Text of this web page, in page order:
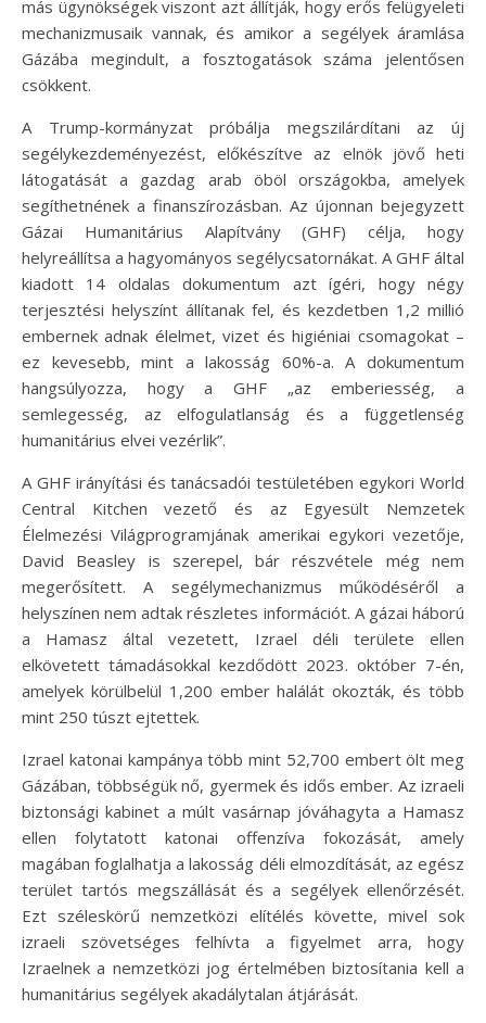
más ügynökségek viszont azt állítják, hogy erős felügyeleti
mechanizmusaik vannak, és amikor a segélyek áramlása
Gázába megindult, a fosztogatások száma jelentősen
csökkent.
A Trump-kormányzat próbálja megszilárdítani az új
segélykezdeményezést, előkészítve az elnök jövő heti
látogatását a gazdag arab öböl országokba, amelyek
segíthetnének a finanszírozásban. Az újonnan bejegyzett
Gázai Humanitárius Alapítvány (GHF) célja, hogy
helyreállítsa a hagyományos segélycsatornákat. A GHF által
kiadott 14 oldalas dokumentum azt ígéri, hogy négy
terjesztési helyszínt állítanak fel, és kezdetben 1,2 millió
embernek adnak élelmet, vizet és higiéniai csomagokat –
ez kevesebb, mint a lakosság 60%-a. A dokumentum
hangsúlyozza, hogy a GHF „az emberiesség, a
semlegesség, az elfogulatlanság és a függetlenség
humanitárius elvei vezérlik”.
A GHF irányítási és tanácsadói testületében egykori World
Central Kitchen vezető és az Egyesült Nemzetek
Élelmezési Világprogramjának amerikai egykori vezetője,
David Beasley is szerepel, bár részvétele még nem
megerősített. A segélymechanizmus működéséről a
helyszínen nem adtak részletes információt. A gázai háború
a Hamasz által vezetett, Izrael déli területe ellen
elkövetett támadásokkal kezdődött 2023. október 7-én,
amelyek körülbelül 1,200 ember halálát okozták, és több
mint 250 túszt ejtettek.
Izrael katonai kampánya több mint 52,700 embert ölt meg
Gázában, többségük nő, gyermek és idős ember. Az izraeli
biztonsági kabinet a múlt vasárnap jóváhagyta a Hamasz
ellen folytatott katonai offenzíva fokozását, amely
magában foglalhatja a lakosság déli elmozdítását, az egész
terület tartós megszállását és a segélyek ellenőrzését.
Ezt széleskörű nemzetközi elítélés követte, mivel sok
izraeli szövetséges felhívta a figyelmet arra, hogy
Izraelnek a nemzetközi jog értelmében biztosítania kell a
humanitárius segélyek akadálytalan átjárását.